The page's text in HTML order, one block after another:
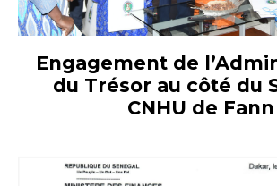
Engagement de
du Trésor au côté du
CNHU de Fann